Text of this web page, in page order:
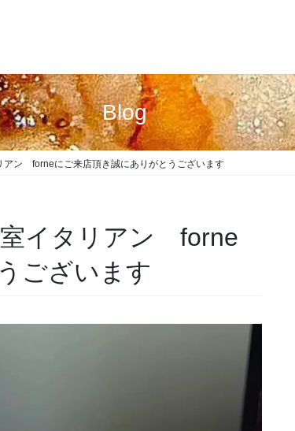
Blog
ン forneにご来店頂き誠にありがとうございます
イタリアン forne
ございます